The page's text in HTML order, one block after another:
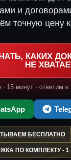
и
точную цену
КАКИХ
НЕ
· 15 минут · ответим
БЕСПЛАТНО
ПО КОМПЛЕКТУ - 1